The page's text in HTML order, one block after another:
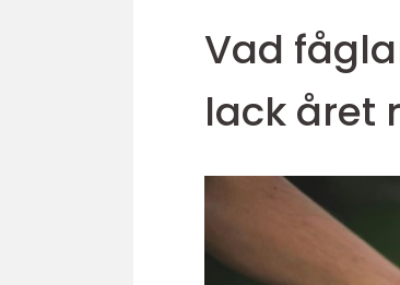
Vad
lack året